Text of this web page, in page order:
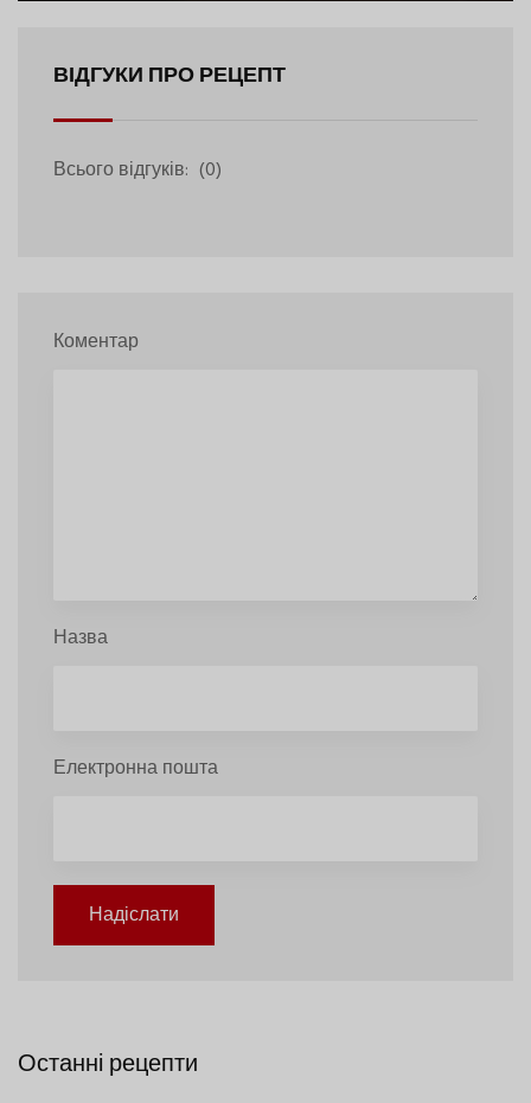
ВІДГУКИ ПРО РЕЦЕПТ
Всього відгуків: (0)
Коментар
Назва
Електронна пошта
Надіслати
Останні рецепти